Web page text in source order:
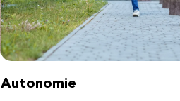
Autonomie